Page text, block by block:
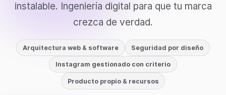
instalable. Ingeniería digital para que tu marca
crezca de verdad.
Arquitectura web & software Seguridad por diseño
Instagram gestionado con criterio
Producto propio & recursos